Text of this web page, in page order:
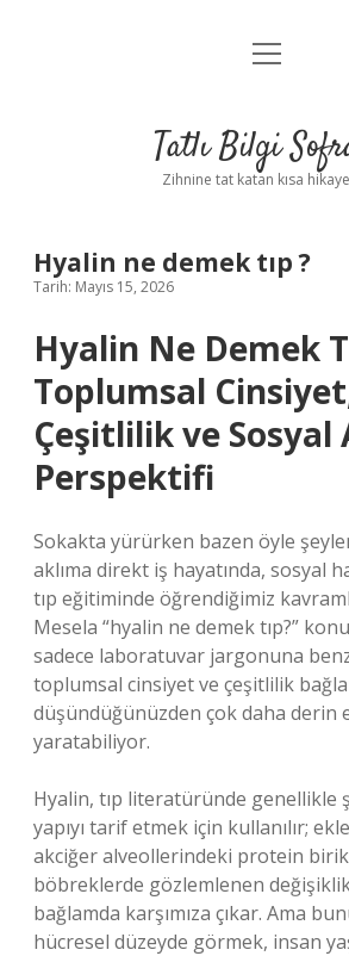
Anasayfa
Yasal Uyarı
menüyü
Tatlı Bilgi
Zihnine tat katan kısa
Hyalin ne demek tıp ?
Tarih: Mayıs 15, 2026
Hyalin Ne Demek
Toplumsal
Çeşitlilik ve Sosyal
Perspektifi
Sokakta yürürken bazen öyle
aklıma direkt iş hayatında, sosyal
tıp eğitiminde öğrendiğimiz
Mesela “hyalin ne demek tıp?”
sadece laboratuvar jargonuna
toplumsal cinsiyet ve çeşitlilik
düşündüğünüzden çok daha derin
yaratabiliyor.
Hyalin, tıp literatüründe genellikle
yapıyı tarif etmek için kullanılır;
akciğer alveollerindeki protein
böbreklerde gözlemlenen
bağlamda karşımıza çıkar. Ama
hücresel düzeyde görmek, insan